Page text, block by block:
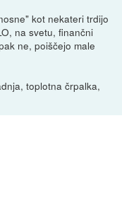
kot nekateri trdijo
na svetu, finančni
ne, poiščejo male
toplotna črpalka,